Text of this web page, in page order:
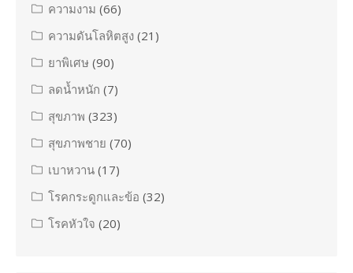
ความงาม (66)
ความดันโลหิตสูง (21)
ยาพิเศษ (90)
ลดน้ำหนัก (7)
สุขภาพ (323)
สุขภาพชาย (70)
เบาหวาน (17)
โรคกระดูกและข้อ (32)
โรคหัวใจ (20)